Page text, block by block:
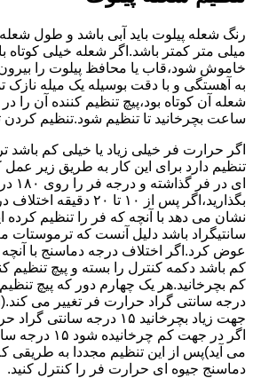
میلی متر کمتر باشد.اگر شعله خیلی کوتاه
خاموش شود،قاب یا محافظ پیلوت را
به آهستگی و با دقت بوسیله یک میله نازک
شعله آن کوتاه بود،پیچ تنظیم کننده آن
ساعت بچرخانید تا تنظیم شود.تنظیم کردن
اگر حرارت فر خیلی زیاد یا خیلی کم باشد
تنظیم دارد برای این کار به طریق زیر عمل
ای در
بگذارید،اگر پس از ۱۰ تا
سانتیگراد باشد دلیل آنست که ترموستات
عوض کرد.اگر اختلاف درجه دماسنج با آنچه
کم باشد دکمه کنترل را بسته و پیچ تنظیم
درجه سانتی گراد حرارت فر تغییر می
جهت زیاد بچرخانید ۱۵ درجه
اگر در جهت کم
می آید)پس از این تنظیم مجددا به طریقی
دماسنج جیوه ای حرارت فر را کنترل کنید.